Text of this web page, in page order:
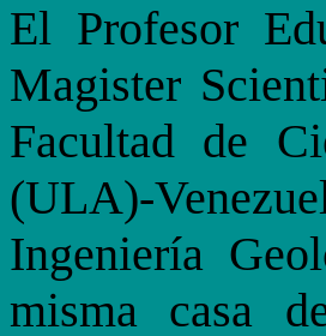
El Profesor
Magister
Facultad de
(ULA)-
Ingeniería
misma casa